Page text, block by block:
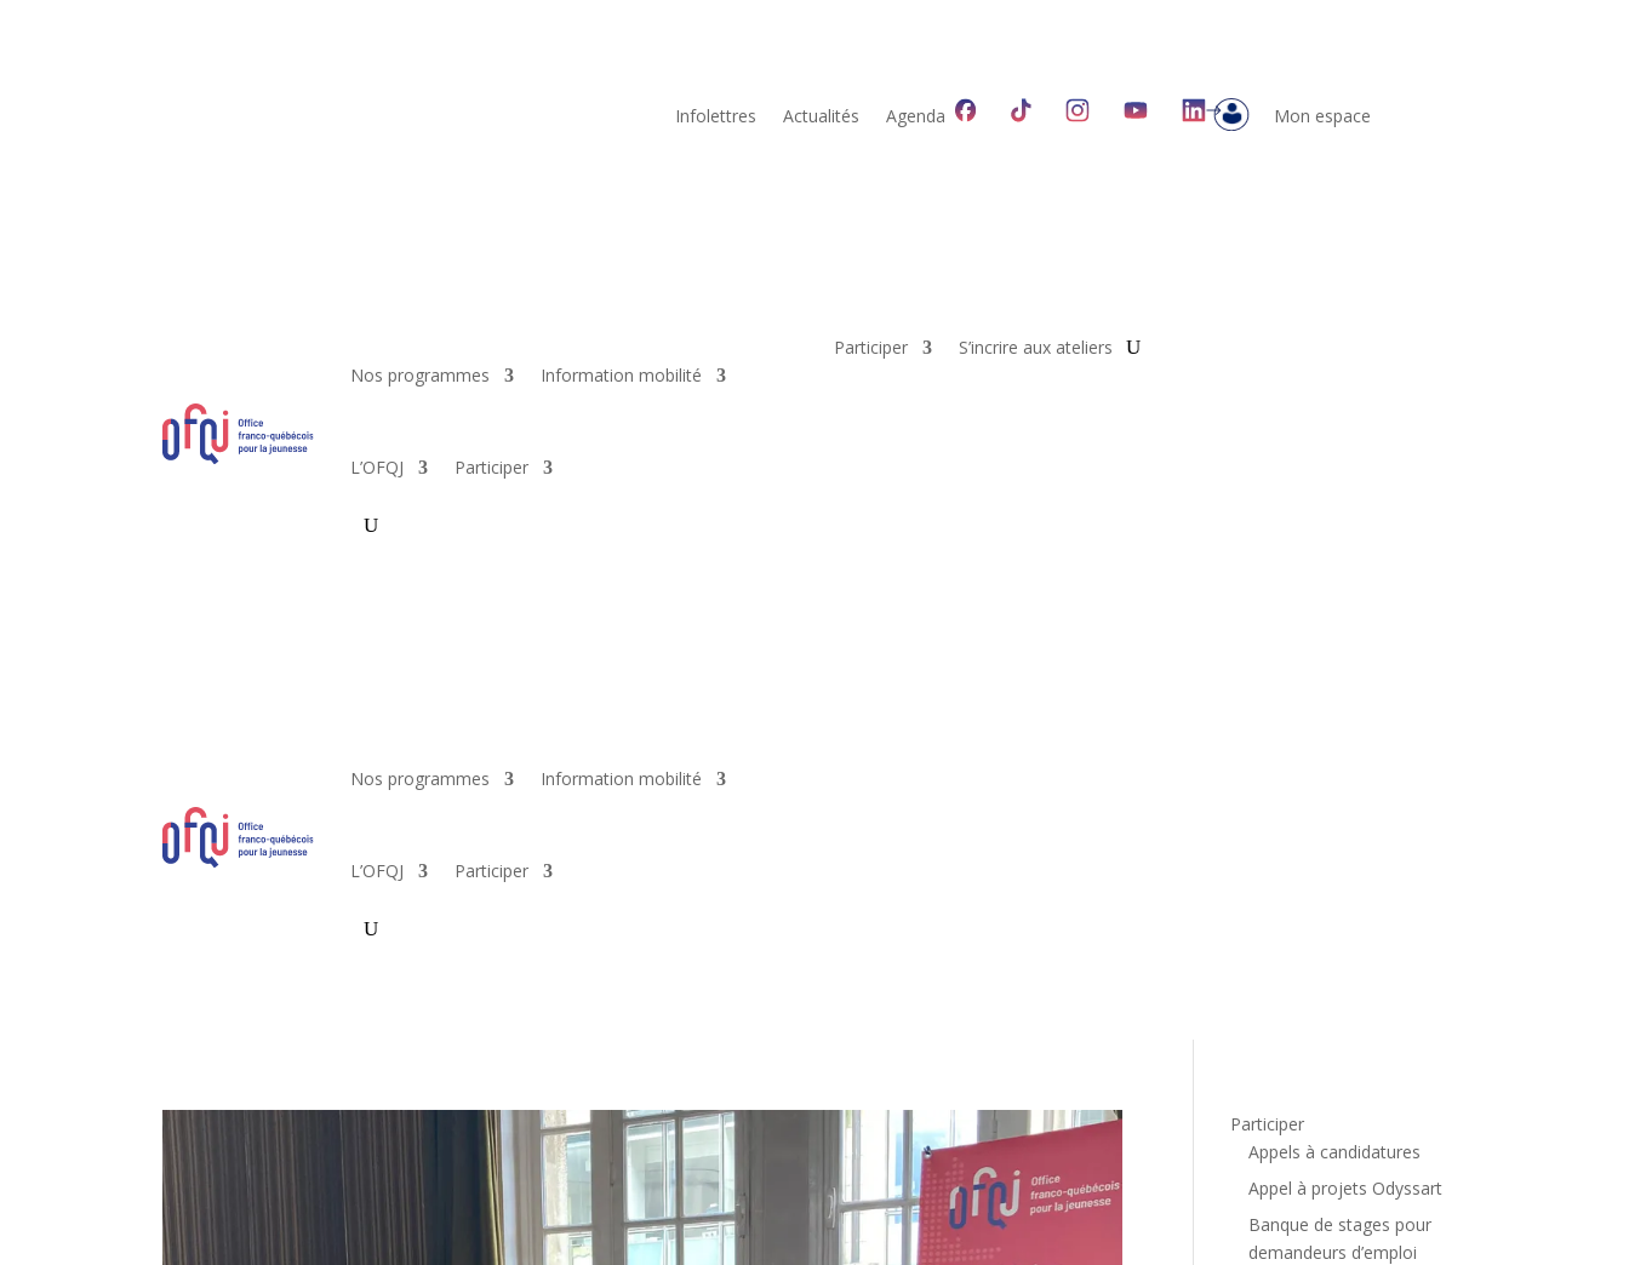
Infolettres Actualités Agenda Mon espace
Nos programmes Information mobilité
L’OFQJ Participer
Participer S’incrire aux ateliers
Nos programmes Information mobilité
L’OFQJ Participer
Participer
Appels à candidatures
Appel à projets Odyssart
Banque de stages pour
demandeurs d’emploi